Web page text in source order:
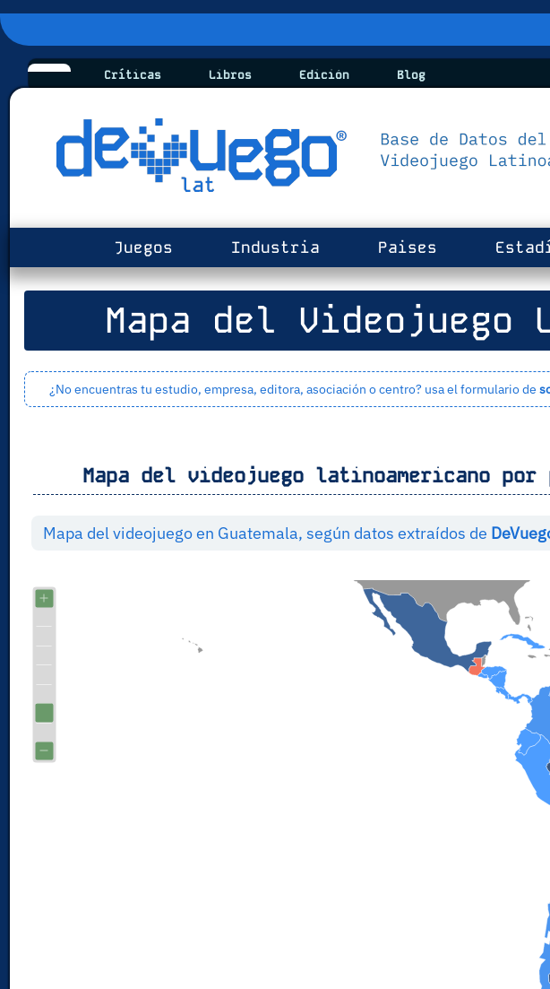
Críticas Libros Edición Blog
Juegos Industria Paises
Mapa del Videojuego
¿No encuentras tu estudio, empresa, editora, asociación o centro? usa el formulario de
Mapa del videojuego latinoamericano por
Mapa del videojuego en Guatemala, según datos extraídos de